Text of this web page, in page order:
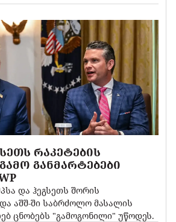
ᲠᲐᲙᲔᲢᲔᲑᲘᲡ
ᲒᲐᲜᲛᲐᲠᲢᲔᲑᲔᲑᲘ
და ჰეგსეთს შორის
აშშ-ში საბრძოლო მასალის
ცნობებს "გამოგონილი" უწოდეს.